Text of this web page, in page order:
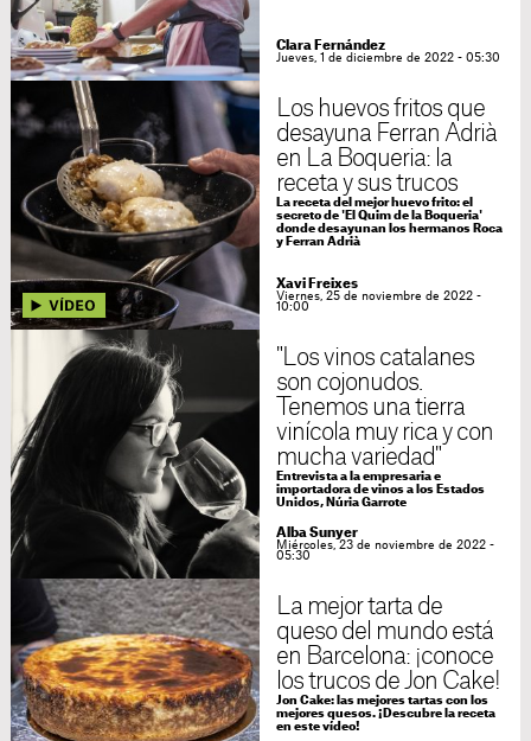
Clara Fernández
Jueves, 1 de diciembre de 2022 - 05:30
Los huevos fritos que
desayuna Ferran Adrià
en La Boqueria: la
receta y sus trucos
La receta del mejor huevo frito: el
secreto de 'El Quim de la Boqueria'
donde desayunan los hermanos Roca
y Ferran Adrià
Xavi Freixes
Viernes, 25 de noviembre de 2022 -
10:00
"Los vinos catalanes
son cojonudos.
Tenemos una tierra
vinícola muy rica y con
mucha variedad"
Entrevista a la empresaria e
importadora de vinos a los Estados
Unidos, Núria Garrote
Alba Sunyer
Miércoles, 23 de noviembre de 2022 -
05:30
La mejor tarta de
queso del mundo está
en Barcelona: ¡conoce
los trucos de Jon Cake!
Jon Cake: las mejores tartas con los
mejores quesos. ¡Descubre la receta
en este vídeo!